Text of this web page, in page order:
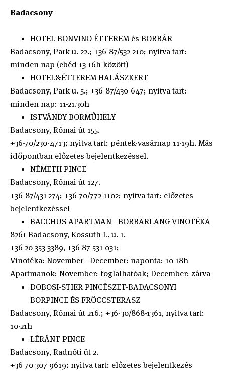
Badacsony
HOTEL BONVINO ÉTTEREM és BORBÁR
Badacsony, Park u. 22.; +36-87/532-210; nyitva tart:
minden nap (ebéd 13-16h között)
HOTEL&ÉTTEREM HALÁSZKERT
Badacsony, Park u. 5.; +36-87/430-647; nyitva tart:
minden nap: 11-21.30h
ISTVÁNDY BORMŰHELY
Badacsony, Római út 155.
+36-70/230-4713; nyitva tart: péntek-vasárnap 11-19h. Más
időpontban előzetes bejelentkezéssel.
NÉMETH PINCE
Badacsony, Római út 127.
+36-87/431-274; +36-70/772-1102; nyitva tart: előzetes
bejelentkezéssel
BACCHUS APARTMAN - BORBARLANG VINOTÉKA
8261 Badacsony, Kossuth L. u. 1.
+36 20 353 3389, +36 87 531 031;
Vinotéka: November - December: naponta: 10-18h
Apartmanok: November: foglalhatóak; December: zárva
DOBOSI-STIER PINCÉSZET-BADACSONYI
BORPINCE ÉS FRÖCCSTERASZ
Badacsony, Római út 216.; +36-30/868-1361, nyitva tart:
10-21h
LÉRÁNT PINCE
Badacsony, Radnóti út 2.
+36 70 307 9619; nyitva tart: előzetes bejelentkezés